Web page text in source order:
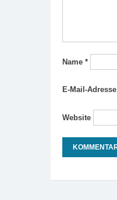
Name *
E-Mail-Adresse
Website